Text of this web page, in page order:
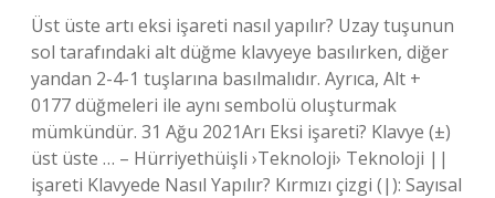
Üst üste artı eksi işareti nasıl yapılır? Uzay tuşunun
sol tarafındaki alt düğme klavyeye basılırken, diğer
yandan 2-4-1 tuşlarına basılmalıdır. Ayrıca, Alt +
0177 düğmeleri ile aynı sembolü oluşturmak
mümkündür. 31 Ağu 2021Arı Eksi işareti? Klavye (±)
üst üste … – Hürriyethüişli ›Teknoloji› Teknoloji ||
işareti Klavyede Nasıl Yapılır? Kırmızı çizgi (|): Sayısal